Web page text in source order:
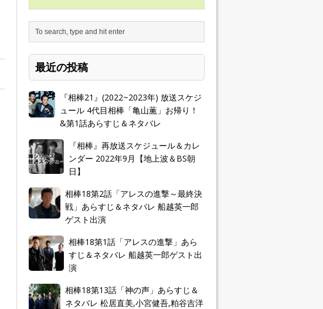
最近の投稿
『相棒21』(2022~2023年) 放送スケジ
ュール 4代目相棒「亀山薫」お帰り！
&第1話あらすじ＆ネタバレ
『相棒』再放送スケジュール＆カレ
ンダー 2022年9月【地上波＆BS朝
日】
相棒18第2話「アレスの進撃～最終決
戦」あらすじ＆ネタバレ 船越英一郎
ゲスト出演
相棒18第1話「アレスの進撃」あら
すじ＆ネタバレ 船越英一郎ゲスト出
演
相棒18第13話「神の声」あらすじ＆
ネタバレ 松居直美,小宮健吾,粕谷吉洋